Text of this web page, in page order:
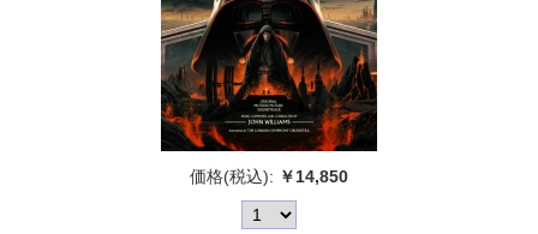
価格(税込): ￥14,850